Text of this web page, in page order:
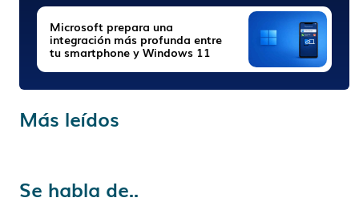
Microsoft prepara una
integración más profunda entre
tu smartphone y Windows 11
Más leídos
Se habla de..